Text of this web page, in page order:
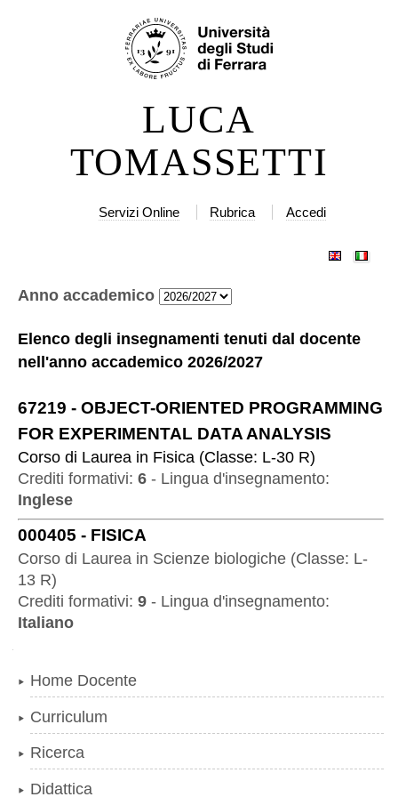
navigazione
LUCA
TOMASSETTI
Servizi Online Rubrica Accedi
Anno accademico
Elenco degli insegnamenti tenuti dal docente
nell'anno accademico 2026/2027
67219 - OBJECT-ORIENTED PROGRAMMING
FOR EXPERIMENTAL DATA ANALYSIS
Corso di Laureain Fisica(Classe: L-30 R)
Crediti formativi: 6- Lingua d'insegnamento:
Inglese
000405 - FISICA
Corso di Laurea in Scienze biologiche(Classe: L-
13 R)
Crediti formativi: 9- Lingua d'insegnamento:
Italiano
Home Docente
Curriculum
Ricerca
Didattica